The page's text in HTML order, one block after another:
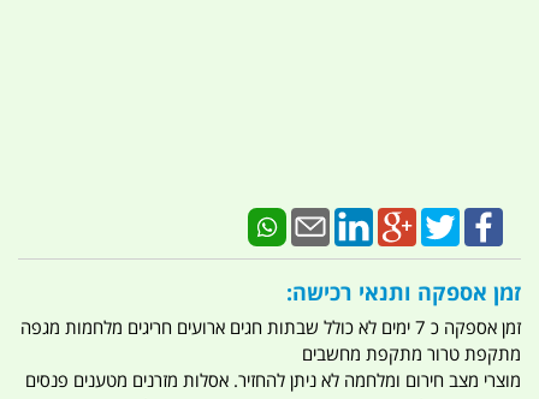
זמן אספקה ותנאי רכישה:
זמן אספקה כ 7 ימים לא כולל שבתות חגים ארועים חריגים מלחמות מגפה
מתקפת טרור מתקפת מחשבים
מוצרי מצב חירום ומלחמה לא ניתן להחזיר. אסלות מזרנים מטענים פנסים